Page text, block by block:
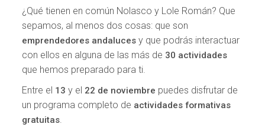
¿Qué tienen en común Nolasco y Lole Román? Que
sepamos, al menos dos cosas: que son
emprendedores andaluces y que podrás interactuar
con ellos en alguna de las más de 30 actividades
que hemos preparado para ti.
Entre el 13 y el 22 de noviembre puedes disfrutar de
un programa completo de actividades formativas
gratuitas.